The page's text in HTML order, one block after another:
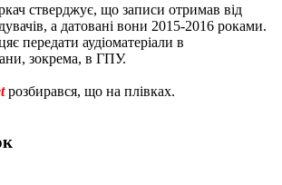
стверджує, що записи отримав від
а датовані вони 2015-2016 роками.
передати аудіоматеріали в
зокрема, в ГПУ.
розбирався, що на плівках.